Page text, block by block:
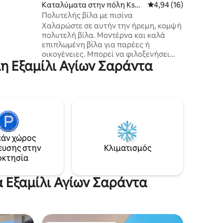
στιλ
Καταλύματα στην πόλη Ksa
mil
Μέση βαθμολογία:
4,94 (16)
Πολυτελής βίλα με πισίνα
Χαλαρώστε σε αυτήν την ήρεμη, κομψή
πολυτελή βίλα. Μοντέρνα και καλά
επιπλωμένη βίλα για παρέες ή
οικογένειες. Μπορεί να φιλοξενήσει
έως και 7 άτομα. Δωμάτια με μπαλκόνι
με θέα στη θάλασσα και τέλεια πισίνα
χώρο στάθμευσης για τους επισκέπτες.
Υψηλής ταχύτητας wifi, μεγάλο
καθιστικό στο σαλόνι, πολύ καλά
επιπλωμένη μοντέρνα κουζίνα,
Εξαμίλι Αγίων Σαράντα
χώρος
στην
Κλιματισμός
Εξαμίλι Αγίων Σαράντα